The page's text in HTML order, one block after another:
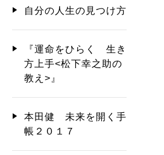
自分の人生の見つけ方
『運命をひらく 生き
方上手<松下幸之助の
教え>』
本田健 未来を開く手
帳２０１７